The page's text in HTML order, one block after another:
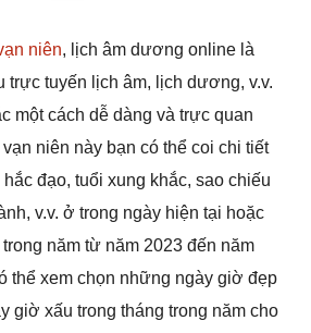
niên, lịch âm dương online là
trực tuyến lịch âm, lịch dương, v.v.
một cách dễ dàng và trực quan
niên này bạn có thể coi chi tiết
đạo, tuổi xung khắc, sao chiếu
v.v. ở trong ngày hiện tại hoặc
năm từ năm 2023 đến năm
thể xem chọn những ngày giờ đẹp
giờ xấu trong tháng trong năm cho